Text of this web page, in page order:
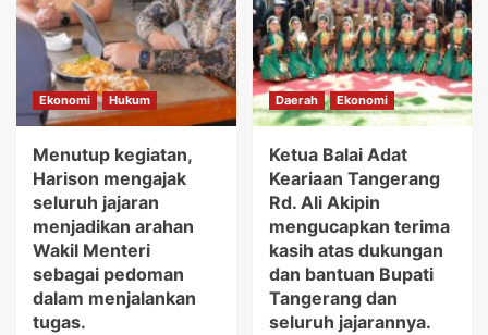
Ekonomi Hukum
Menutup kegiatan,
Harison mengajak
seluruh jajaran
menjadikan arahan
Wakil Menteri
sebagai pedoman
dalam menjalankan
tugas.
Daerah Ekonomi
Ketua Balai Adat
Keariaan Tangerang
Rd. Ali Akipin
mengucapkan terima
kasih atas dukungan
dan bantuan Bupati
Tangerang dan
seluruh jajarannya.